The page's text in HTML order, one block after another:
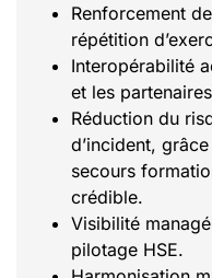
Renforcement
répétition
Interopérabilité
et les
Réduction du
d’incident,
secours
crédible.
Visibilité
pilotage HSE.